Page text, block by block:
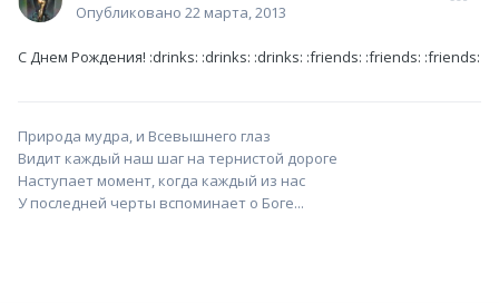
Опубликовано 22 марта, 2013
С Днем Рождения! :drinks: :drinks: :drinks: :friends: :friends: :friends:
Природа мудра, и Всевышнего глаз
Видит каждый наш шаг на тернистой дороге
Наступает момент, когда каждый из нас
У последней черты вспоминает о Боге...